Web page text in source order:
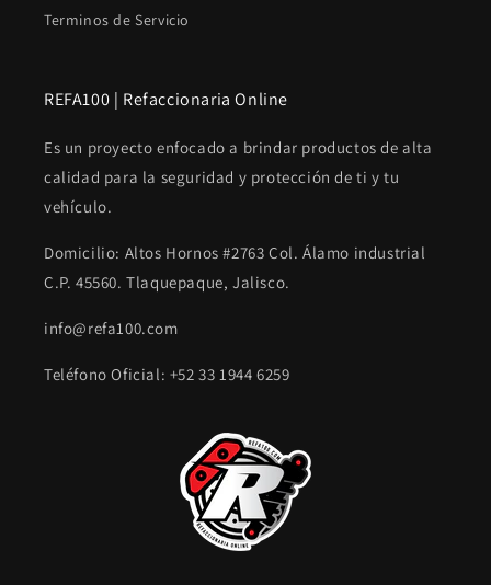
Terminos de Servicio
REFA100 | Refaccionaria Online
Es un proyecto enfocado a brindar productos de alta
calidad para la seguridad y protección de ti y tu
vehículo.
Domicilio: Altos Hornos #2763 Col. Álamo industrial
C.P. 45560. Tlaquepaque, Jalisco.
info@refa100.com
Teléfono Oficial: +52 33 1944 6259